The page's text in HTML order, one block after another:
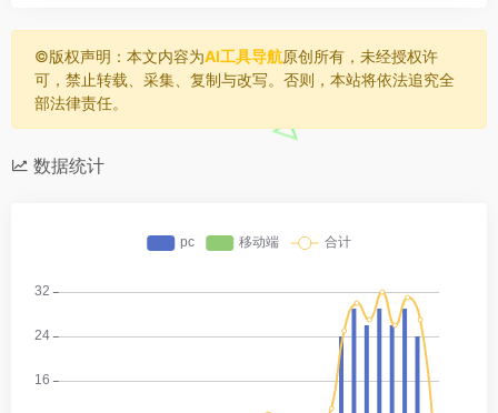
©️版权声明：本文内容为AI工具导航原创所有，未经授权许
可，禁止转载、采集、复制与改写。否则，本站将依法追究全
部法律责任。
数据统计